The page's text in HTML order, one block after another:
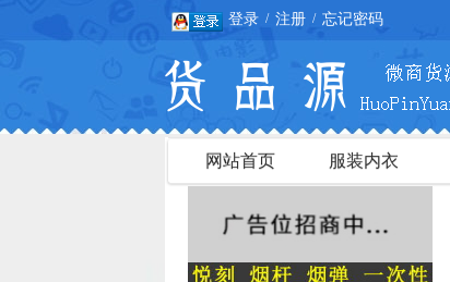
登录 / 注册 / 忘记密码
网站首页 服装内衣